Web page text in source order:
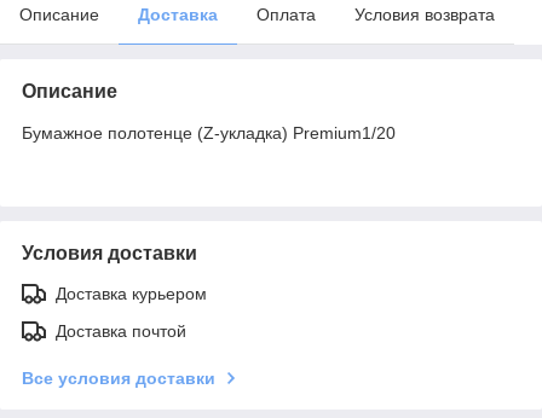
Описание Доставка Оплата Условия возврата
Описание
Бумажное полотенце (Z-укладка) Premium1/20
Условия доставки
Доставка курьером
Доставка почтой
Все условия доставки